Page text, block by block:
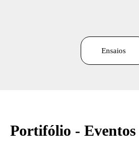
Ensaios
Portifólio - Eventos